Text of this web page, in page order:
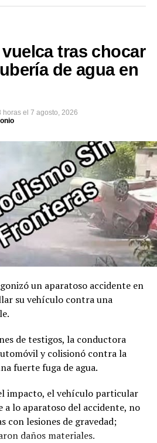
se realizó la imposición de la
Jefe de Estado, por parte
Honorio Henríquez;
inicio de su mandato
tomó juramento al José
Vicepresidente de Colombia.
al accidente.
00:32
X
tras chocar
de agua en
horas el 7 agosto, 2026
un aparatoso accidente en
su vehículo contra una
de testigos, la conductora
y colisionó contra la
fuerte fuga de agua.
impacto, el vehículo particular
a lo aparatoso del accidente, no
con lesiones de gravedad;
daños materiales.